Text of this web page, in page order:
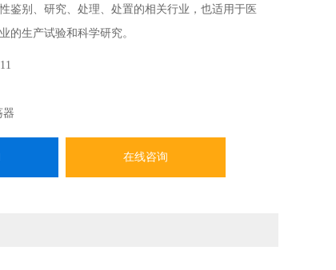
鉴别、研究、处理、处置的相关行业，也适用于医
的生产试验和科学研究。
器
在线咨询